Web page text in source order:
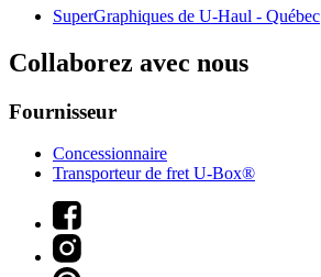
SuperGraphiques de U-Haul - Québec
Collaborez avec nous
Fournisseur
Concessionnaire
Transporteur de fret U-Box®